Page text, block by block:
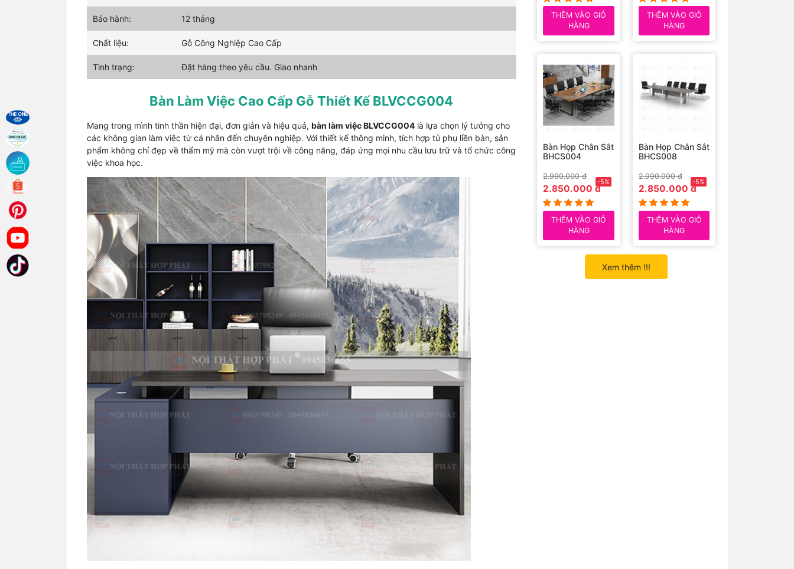
Bảo hành: 12 tháng
Chất liệu: Gỗ Công Nghiệp Cao Cấp
Tình trạng: Đặt hàng theo yêu cầu. Giao nhanh
Bàn Làm Việc Cao Cấp Gỗ Thiết Kế BLVCCG004
Mang trong mình tinh thần hiện đại, đơn giản và hiệu quả, bàn làm việc BLVCCG004là lựa chọn lý tưởng cho
các không gian làm việc từ cá nhân đến chuyên nghiệp. Với thiết kế thông minh, tích hợp tủ phụ liền bàn, sản
phẩm không chỉ đẹp về thẩm mỹ mà còn vượt trội về công năng, đáp ứng mọi nhu cầu lưu trữ và tổ chức công
việc khoa học.
THÊM VÀO GIỎ
HÀNG
THÊM VÀO GIỎ
HÀNG
Bàn Họp Chân Sắt
BHCS004
2.990.000 đ
2.850.000 đ
-5%
THÊM VÀO GIỎ
HÀNG
Bàn Họp Chân Sắt
BHCS008
2.990.000 đ
2.850.000 đ
-5%
THÊM VÀO GIỎ
HÀNG
Xem thêm !!!